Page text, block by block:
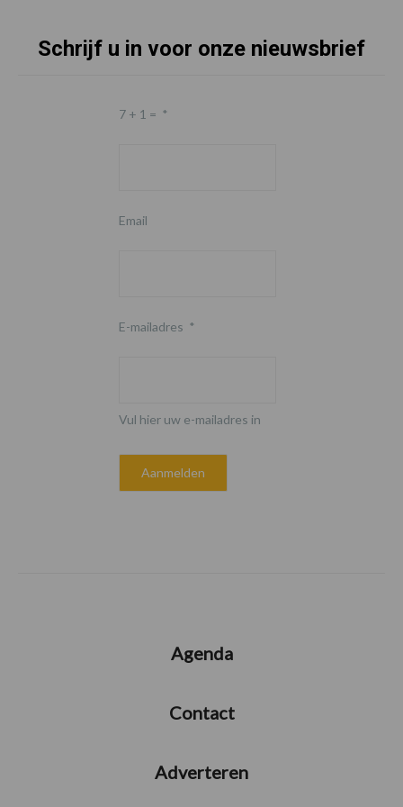
Schrijf u in voor onze nieuwsbrief
7 + 1 = *
Email
E-mailadres *
Vul hier uw e-mailadres in
Agenda
Contact
Adverteren